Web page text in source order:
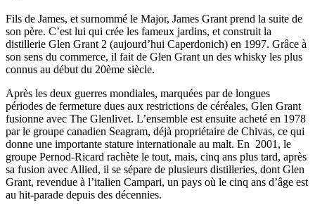
Fils de James, et surnommé le Major, James Grant prend la suite de
son père. C’est lui qui crée les fameux jardins, et construit la
distillerie Glen Grant 2 (aujourd’hui Caperdonich) en 1997. Grâce à
son sens du commerce, il fait de Glen Grant un des whisky les plus
connus au début du 20ème siècle.
Après les deux guerres mondiales, marquées par de longues
périodes de fermeture dues aux restrictions de céréales, Glen Grant
fusionne avec The Glenlivet. L’ensemble est ensuite acheté en 1978
par le groupe canadien Seagram, déjà propriétaire de Chivas, ce qui
donne une importante stature internationale au malt. En 2001, le
groupe Pernod-Ricard rachète le tout, mais, cinq ans plus tard, après
sa fusion avec Allied, il se sépare de plusieurs distilleries, dont Glen
Grant, revendue à l’italien Campari, un pays où le cinq ans d’âge est
au hit-parade depuis des décennies.